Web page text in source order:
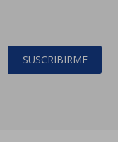
SUSCRIBIRME